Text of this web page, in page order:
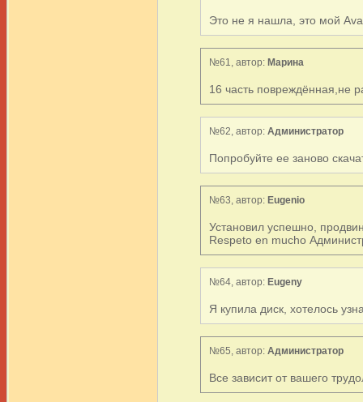
Это не я нашла, это мой
№61, автор: Марина
16 часть повреждённая,не
№62, автор: Администратор
Попробуйте ее заново
№63, автор: Eugenio
Установил успешно,
Respetо en mucho
№64, автор: Eugeny
Я купила диск, хотелось
№65, автор: Администратор
Все зависит от вашего